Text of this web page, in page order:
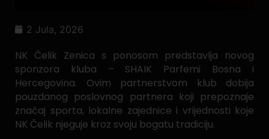
2 Jula, 2026
NK Čelik Zenica s ponosom predstavlja novog
sponzora kluba – SHAIK Parfemi Bosna i
Hercegovina. Ovim partnerstvom klub dobija
pouzdanog poslovnog partnera koji prepoznaje
značaj sporta, lokalne zajednice i vrijednosti koje
NK Čelik njeguje kroz svoju bogatu tradiciju.